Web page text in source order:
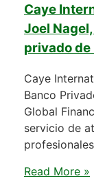
Caye
Joel
privado de
Caye
Banco
Global
servicio de
Read More »